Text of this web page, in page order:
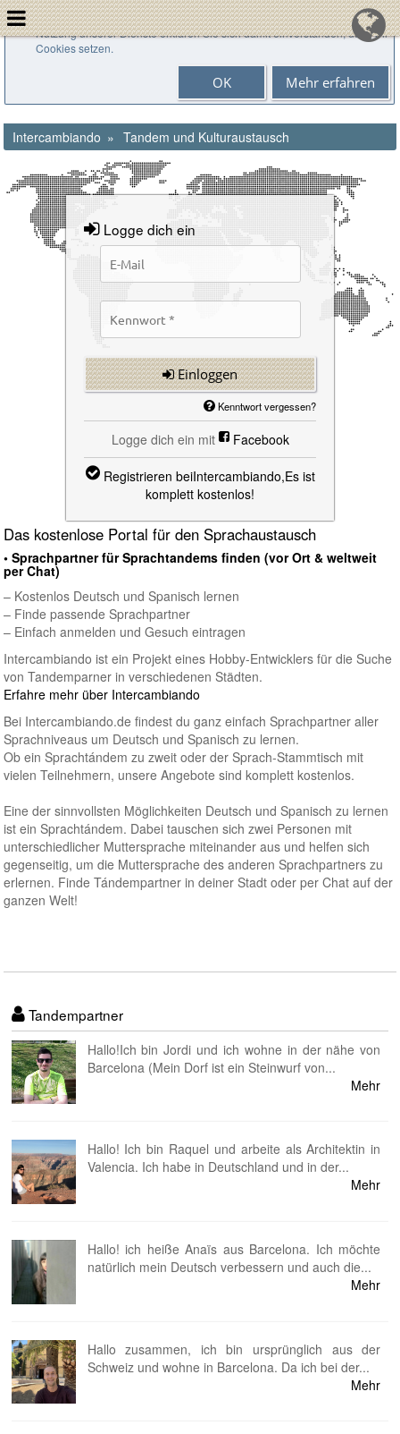
Cookies helfen uns bei der Bereitstellung unserer Dienste. Durch die
Nutzung unserer Dienste erklären Sie sich damit einverstanden, dass wir
Cookies setzen.
OK Mehr erfahren
Intercambiando Tandem und Kulturaustausch
Logge dich ein
Einloggen
Kenntwort vergessen?
Logge dich ein mit Facebook
Registrieren beiIntercambiando,Es ist
komplett kostenlos!
Das kostenlose Portal für den Sprachaustausch
• Sprachpartner für Sprachtandems finden (vor Ort & weltweit
per Chat)
– Kostenlos Deutsch und Spanisch lernen
– Finde passende Sprachpartner
– Einfach anmelden und Gesuch eintragen
Intercambiando ist ein Projekt eines Hobby-Entwicklers für die Suche
von Tandemparner in verschiedenen Städten.
Erfahre mehr über Intercambiando
Bei Intercambiando.de findest du ganz einfach Sprachpartner aller
Sprachniveaus um Deutsch und Spanisch zu lernen.
Ob ein Sprachtándem zu zweit oder der Sprach-Stammtisch mit
vielen Teilnehmern, unsere Angebote sind komplett kostenlos.
Eine der sinnvollsten Möglichkeiten Deutsch und Spanisch zu lernen
ist ein Sprachtándem. Dabei tauschen sich zwei Personen mit
unterschiedlicher Muttersprache miteinander aus und helfen sich
gegenseitig, um die Muttersprache des anderen Sprachpartners zu
erlernen. Finde Tándempartner in deiner Stadt oder per Chat auf der
ganzen Welt!
Tandempartner
Hallo!Ich bin Jordi und ich wohne in der nähe von
Barcelona (Mein Dorf ist ein Steinwurf von...
Mehr
Hallo! Ich bin Raquel und arbeite als Architektin in
Valencia. Ich habe in Deutschland und in der...
Mehr
Hallo! ich heiße Anaïs aus Barcelona. Ich möchte
natürlich mein Deutsch verbessern und auch die...
Mehr
⁠Hallo zusammen, ich bin ursprünglich aus der
Schweiz und wohne in Barcelona. Da ich bei der...
Mehr